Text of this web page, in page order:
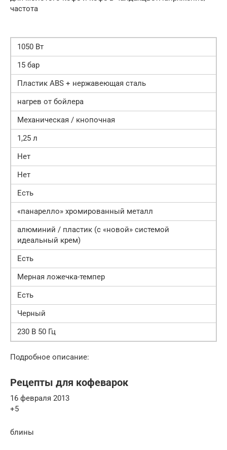
частота
1050 Вт
15 бар
Пластик ABS + нержавеющая сталь
нагрев от бойлера
Механическая / кнопочная
1,25 л
Нет
Нет
Есть
«панарелло» хромированный металл
алюминий / пластик (с «новой» системой
идеальный крем)
Есть
Мерная ложечка-темпер
Есть
Черный
230 В 50 Гц
Подробное описание:
Рецепты для кофеварок
16 февраля 2013
+5
блины